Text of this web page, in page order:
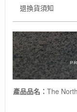
套
數
量
退換貨須知
產品品名： The